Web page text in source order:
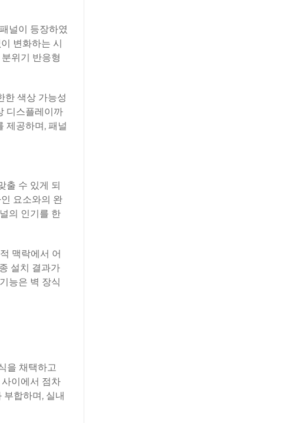
널이 등장하였
변화하는 시
위기 반응형
한 색상 가능성
디스플레이까
제공하며, 패널
출 수 있게 되
요소와의 완
의 인기를 한
맥락에서 어
설치 결과가
능은 벽 장식
을 채택하고
이에서 점차
합하며, 실내